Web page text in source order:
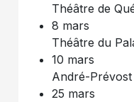
Théâtre de
8 mars
Théâtre du
10 mars
André-Prévost
25 mars